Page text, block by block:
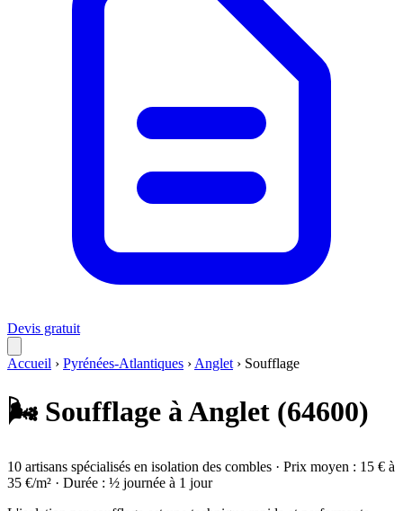
Devis gratuit
Accueil › Pyrénées-Atlantiques › Anglet › Soufflage
🌬️ Soufflage à Anglet (64600)
10 artisans spécialisés en isolation des combles · Prix moyen : 15 € à
35 €/m² · Durée : ½ journée à 1 jour